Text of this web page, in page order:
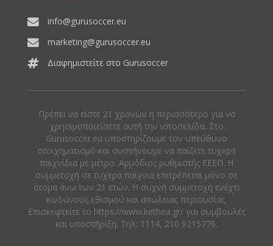
info@gurusoccer.eu
marketing@gurusoccer.eu
Διαφημιστείτε στο Gurusoccer
Πρέπει να είστε 21 χρονών ή περισσότερο για να
χρησιμοποιείσετε αυτή την ιστοσελίδα. Στο
Gurusoccer.eu υποστηρίζουμε τον υπεύθυνο
στοιχηματισμό και συστήνουμε να παίζετε τυχερά
παιχνίδια με μέτρο. Αρμόδιος ρυθμιστής ΕΕΕΠ. Η
συμμετοχή σε τυχερά παίγνια επιτρέπεται μόνο σε
άτομα άνω των 21 ετών. Η συχνή συμμετοχή ενέχει
κινδύνους εθισμού και απώλειας περιουσίας.
Eπισκεφτείτε το https://www.kethea.gr/ για συμβουλές
και υποστήριξη. Tηλ: 1114, 210 9215776.